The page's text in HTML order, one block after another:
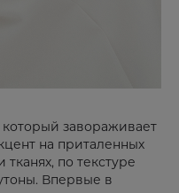
завораживает
на приталенных
тканях, по текстуре
Впервые в